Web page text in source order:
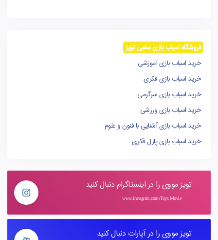
فروشگاه اسباب بازی سامی تویز
خرید اسباب بازی آموزشی
خرید اسباب بازی فکری
خرید اسباب بازی سرگرمی
خرید اسباب بازی ورزشی
خرید اسباب بازی آشنایی با فنون و علوم
خرید اسباب بازی پازل فکری
تویز مووی را در اینستاگرام دنبال کنید
www.instagram.com/Toys.Movie
تویز مووی را در آپارات دنبال کنید